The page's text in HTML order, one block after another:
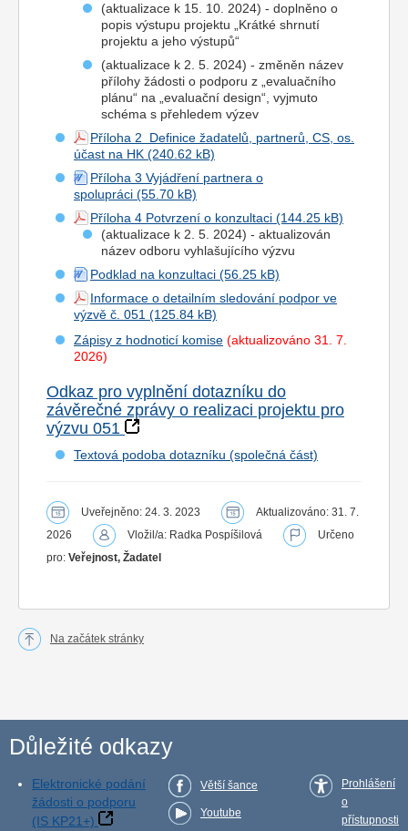
(aktualizace k 15. 10. 2024) - doplněno o
popis výstupu projektu „Krátké shrnutí
projektu a jeho výstupů“
(aktualizace k 2. 5. 2024) - změněn název
přílohy žádosti o podporu z „evaluačního
plánu“ na „evaluační design“, vyjmuto
schéma s přehledem výzev
Příloha 2 Definice žadatelů, partnerů, CS, os.
účast na HK
Příloha 3 Vyjádření partnera o
spolupráci
Příloha 4 Potvrzení o konzultaci
(aktualizace k 2. 5. 2024) - aktualizován
název odboru vyhlašujícího výzvu
Podklad na konzultaci
Informace o detailním sledování podpor ve
výzvě č. 051
Zápisy z hodnoticí komise (aktualizováno 31. 7.
2026)
Odkaz pro vyplnění dotazníku do
závěrečné zprávy o realizaci projektu pro
výzvu 051
Textová podoba dotazníku (společná část)
Uveřejněno: 24. 3. 2023
Aktualizováno: 31. 7.
2026
Vložil/a: Radka Pospíšilová
Určeno
pro: Veřejnost, Žadatel
Na začátek stránky
Důležité odkazy
Elektronické podání
žádosti o podporu
(IS KP21+)
Větší šance
Youtube
Prohlášení
o
přístupnosti